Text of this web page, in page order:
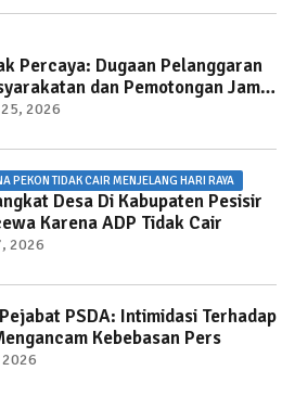
Percaya: Dugaan Pelanggaran
dan Pemotongan Jam
di Rutan Way Huwi."
2026
PEKON TIDAK CAIR MENJELANG HARI RAYA
Desa Di Kabupaten Pesisir
Karena ADP Tidak Cair
2026
PSDA: Intimidasi Terhadap
Kebebasan Pers